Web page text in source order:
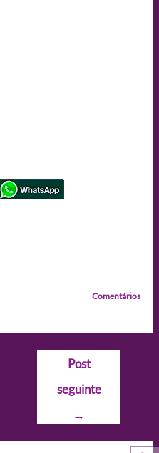
Comentários
Post
seguinte
→